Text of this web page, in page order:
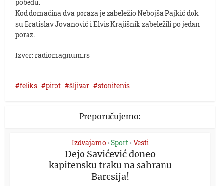
pobedu.
Kod domaćina dva poraza je zabeležio Nebojša Pajkić dok
su Bratislav Jovanović i Elvis Krajišnik zabeležili po jedan
poraz.
Izvor: radiomagnum.rs
feliks pirot šljivar stonitenis
Preporučujemo:
Izdvajamo • Sport • Vesti
Dejo Savićević doneo
kapitensku traku na sahranu
Baresija!